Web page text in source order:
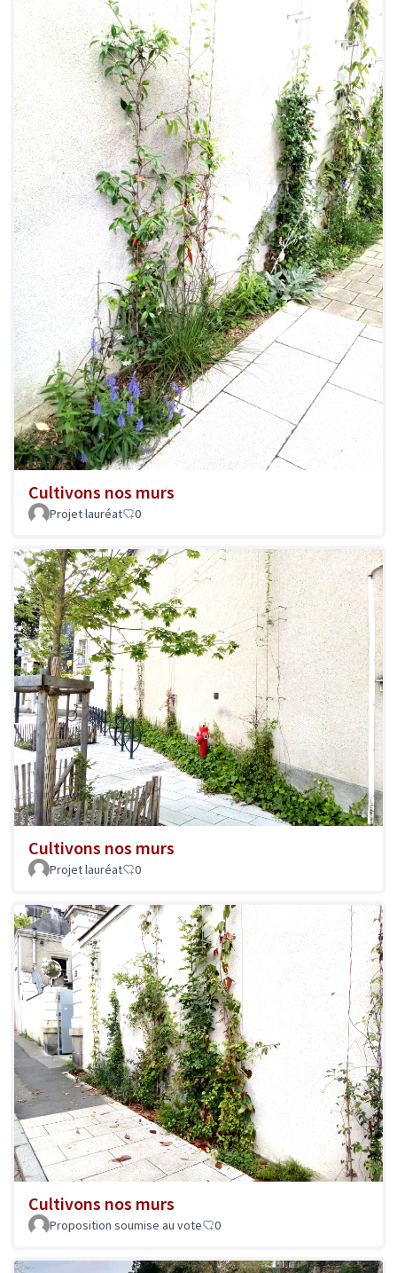
Cultivons nos murs
Projet lauréat 0
Cultivons nos murs
Projet lauréat 0
Cultivons nos murs
Proposition soumise au vote 0